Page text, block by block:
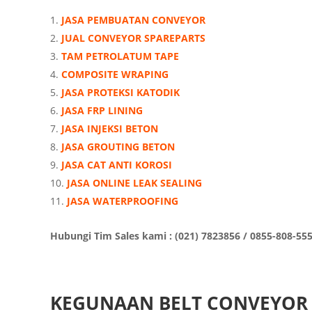
JASA PEMBUATAN CONVEYOR
JUAL CONVEYOR SPAREPARTS
TAM PETROLATUM TAPE
COMPOSITE WRAPING
JASA PROTEKSI KATODIK
JASA FRP LINING
JASA INJEKSI BETON
JASA GROUTING BETON
JASA CAT ANTI KOROSI
JASA ONLINE LEAK SEALING
JASA WATERPROOFING
Hubungi Tim Sales kami : (021) 7823856 / 0855-808-
KEGUNAAN BELT CONVEYOR